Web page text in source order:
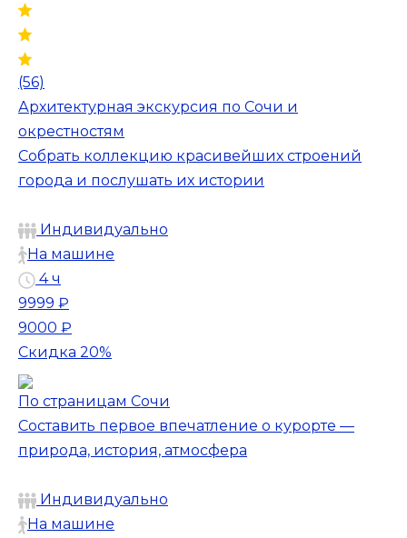
(56)
Архитектурная экскурсия по Сочи и
окрестностям
Собрать коллекцию красивейших строений
города и послушать их истории
Индивидуально
На машине
4 ч
9999 ₽
9000 ₽
Скидка 20%
По страницам Сочи
Составить первое впечатление о курорте —
природа, история, атмосфера
Индивидуально
На машине